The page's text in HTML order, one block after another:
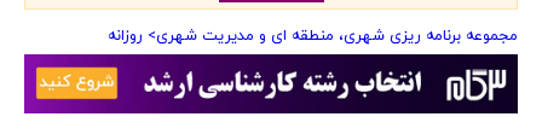
مجموعه برنامه ریزی شهری، منطقه ای و مدیریت شهری> روزانه